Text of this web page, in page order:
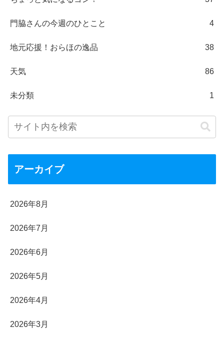
門脇さんの今週のひとこと 4
地元応援！おらほの逸品 38
天気 86
未分類 1
アーカイブ
2026年8月
2026年7月
2026年6月
2026年5月
2026年4月
2026年3月